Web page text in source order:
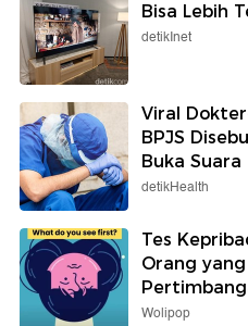
Bisa Lebih
detikInet
Viral
BPJS
Buka Suara
detikHealth
Tes
Orang
Wolipop